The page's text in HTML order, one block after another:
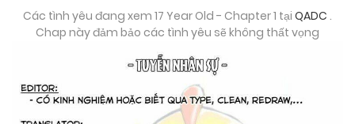
Các tình yêu đang xem 17 Year Old - Chapter 1 tại QADC .
Chap này đảm bảo các tình yêu sẽ không thất vọng